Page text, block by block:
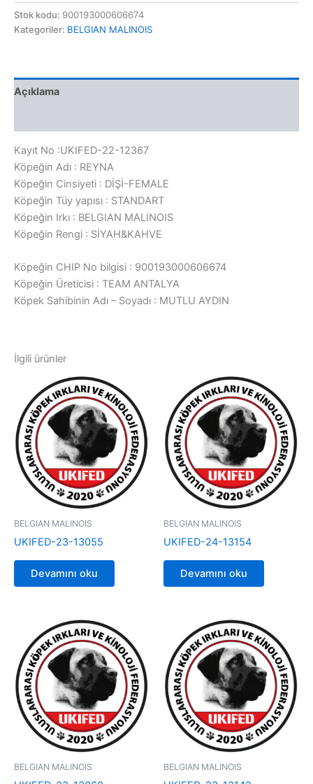
Stok kodu: 900193000606674
Kategoriler: BELGIAN MALINOIS
Açıklama
Kayıt No :UKIFED-22-12367
Köpeğin Adı : REYNA
Köpeğin Cinsiyeti : DİŞİ-FEMALE
Köpeğin Tüy yapısı : STANDART
Köpeğin Irkı : BELGIAN MALINOIS
Köpeğin Rengi : SİYAH&KAHVE
Köpeğin CHIP No bilgisi : 900193000606674
Köpeğin Üreticisi : TEAM ANTALYA
Köpek Sahibinin Adı – Soyadı : MUTLU AYDIN
İlgili ürünler
BELGIAN MALINOIS
UKIFED-23-13055
Devamını oku
BELGIAN MALINOIS
UKIFED-24-13154
Devamını oku
BELGIAN MALINOIS BELGIAN MALINOIS